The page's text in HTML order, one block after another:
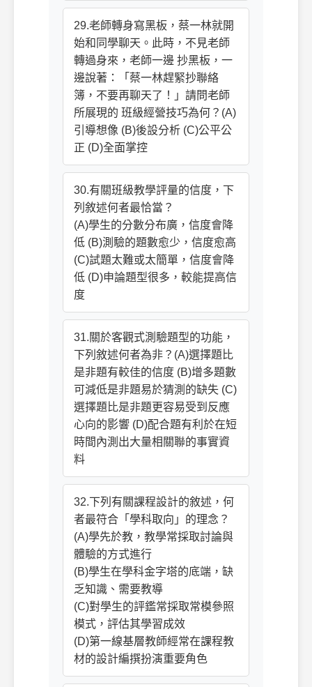
29.老師轉身寫黑板，蔡一林就開
始和同學聊天。此時，不見老師
轉過身來，老師一邊 抄黑板，一
邊說著：「蔡一林趕緊抄聯絡
簿，不要再聊天了！」請問老師
所展現的 班級經營技巧為何？(A)
引導想像 (B)後設分析 (C)公平公
正 (D)全面掌控
30.有關班級教學評量的信度，下
列敘述何者最恰當？
(A)學生的分數分布廣，信度會降
低 (B)測驗的題數愈少，信度愈高
(C)試題太難或太簡單，信度會降
低 (D)申論題型很多，較能提高信
度
31.關於客觀式測驗題型的功能，
下列敘述何者為非？(A)選擇題比
是非題有較佳的信度 (B)增多題數
可減低是非題易於猜測的缺失 (C)
選擇題比是非題更容易受到反應
心向的影響 (D)配合題有利於在短
時間內測出大量相關聯的事實資
料
32.下列有關課程設計的敘述，何
者最符合「學科取向」的理念？
(A)學先於教，教學常採取討論與
體驗的方式進行
(B)學生在學科金字塔的底端，缺
乏知識、需要教導
(C)對學生的評鑑常採取常模參照
模式，評估其學習成效
(D)第一線基層教師經常在課程教
材的設計編撰扮演重要角色